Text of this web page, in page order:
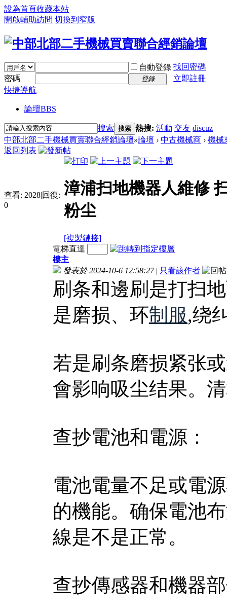
設為首頁收藏本站
開啟輔助訪問 切換到窄版
自動登錄 找回密碼
密碼
登錄
立即註冊
快捷導航
論壇BBS
搜索 搜索 熱搜: 活動 交友 discuz
中部北部二手機械買賣聯合經銷論壇»論壇 › 中古機械商 › 機械
返回列表
查看: 2028|回復:
0
漳浦扫地機器人維修
粉尘
[複製鏈接]
電梯直達
樓主
發表於 2024-10-6 12:58:27 | 只看該作者
刷条和邊刷是打扫
是磨损、环制服,绕
若是刷条磨损紧张
會影响吸尘结果。
查抄電池和電源：
電池電量不足或電
的機能。确保電池
線是不是正常。
查抄傳感器和機器